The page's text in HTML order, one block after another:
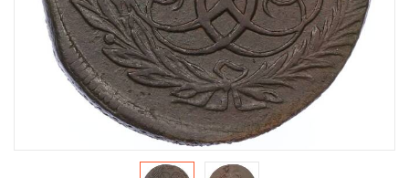
Юбилейные монеты Банка России (с 1999 года)
Памятные и инвестиционные монеты СССР и России
Иностранные монеты
Неофициальные выпуски монет (Unusual)